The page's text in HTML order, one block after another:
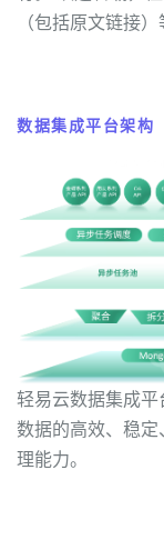
（包括原文链接
数据集成平台架构
轻易云数据集成
数据的高效、稳
理能力。